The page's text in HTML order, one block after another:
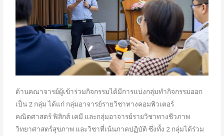
ด้านคณาจารย์ผู้เข้าร่วมกิจกรรมได้มีการแบ่งกลุ่มทำกิจกรรมออก
เป็น 2 กลุ่ม ได้แก่ กลุ่มอาจารย์รายวิชาทางคอมพิวเตอร์
คณิตศาสตร์ ฟิสิกส์ เคมี และกลุ่มอาจารย์รายวิชาทางชีวภาพ
วิทยาศาสตร์สุขภาพ และวิชาที่เน้นภาคปฏิบัติ ซึ่งทั้ง 2 กลุ่มได้ร่วม